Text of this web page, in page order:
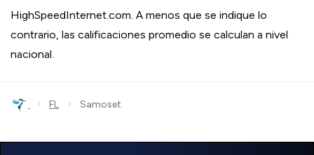
HighSpeedInternet.com. A menos que se indique lo
contrario, las calificaciones promedio se calculan a nivel
nacional.
› FL › Samoset